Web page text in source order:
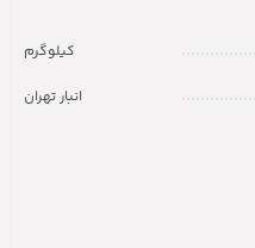
کیلوگرم
انبار تهران